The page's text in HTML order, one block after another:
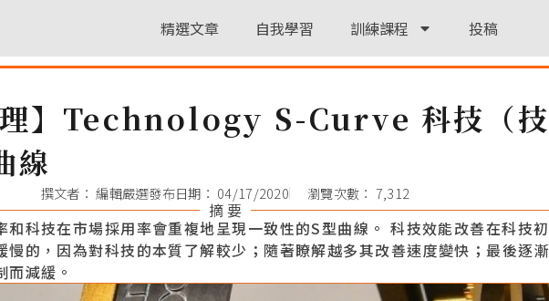
精選文章 自我學習 訓練課程 投稿
理】Technology S-Curve 科技（技
線
撰文者： 編輯嚴選發布日期： 04/17/2020 瀏覽次數： 7,312
摘 要
和科技在市場採用率會重複地呈現一致性的S型曲線。 科技效能改善在科技初
慢的，因為對科技的本質了解較少；隨著瞭解越多其改善速度變快；最後逐漸
而減緩。